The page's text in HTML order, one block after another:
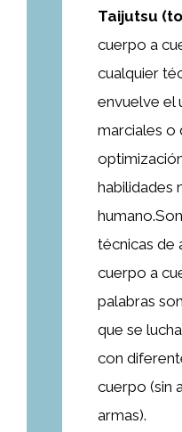
Taijutsu
cuerpo a
cualquier
envuelve el
marciales o
habilidades
técnicas de
cuerpo a
palabras
que se
con
cuerpo (sin
armas).